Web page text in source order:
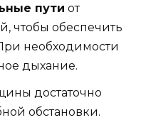
пути от
чтобы обеспечить
необходимости
дыхание.
достаточно
обстановки.